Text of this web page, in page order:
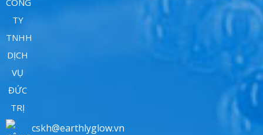
cskh@earthlyglow.vn